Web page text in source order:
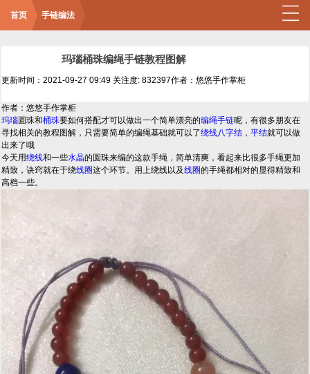
首页 手链编法
玛瑙桶珠编绳手链教程图解
更新时间：2021-09-27 09:49 关注度: 832397作者：悠悠手作掌柜
作者：悠悠手作掌柜
玛瑙圆珠和桶珠要如何搭配才可以做出一个简单漂亮的编绳手链呢，有很多朋友在
寻找相关的教程图解，只需要简单的编绳基础就可以了绕线八字结 ，平结就可以做
出来了哦
今天用绕线和一些水晶的圆珠来编的这款手绳，简单清爽，看起来比很多手绳更加
精致，诀窍就在于绕线圈这个环节。用上绕线以及线圈的手绳都相对的显得精致和
高档一些。